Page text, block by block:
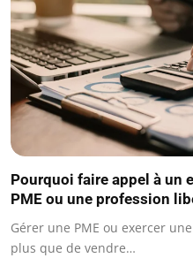
Pourquoi faire appel à un
PME ou une profession
Gérer une PME ou exercer
plus que de vendre…